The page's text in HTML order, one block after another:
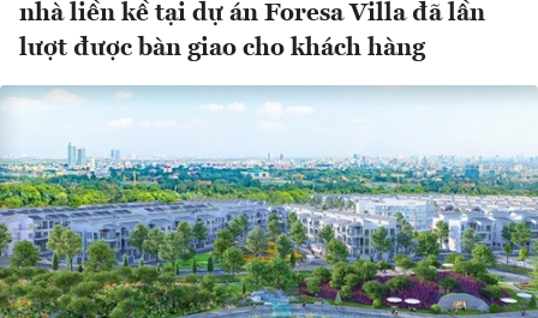
nhà liền kề tại dự án Foresa Villa đã lần
lượt được bàn giao cho khách hàng